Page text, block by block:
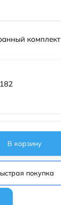
комплект
В корзину
покупка